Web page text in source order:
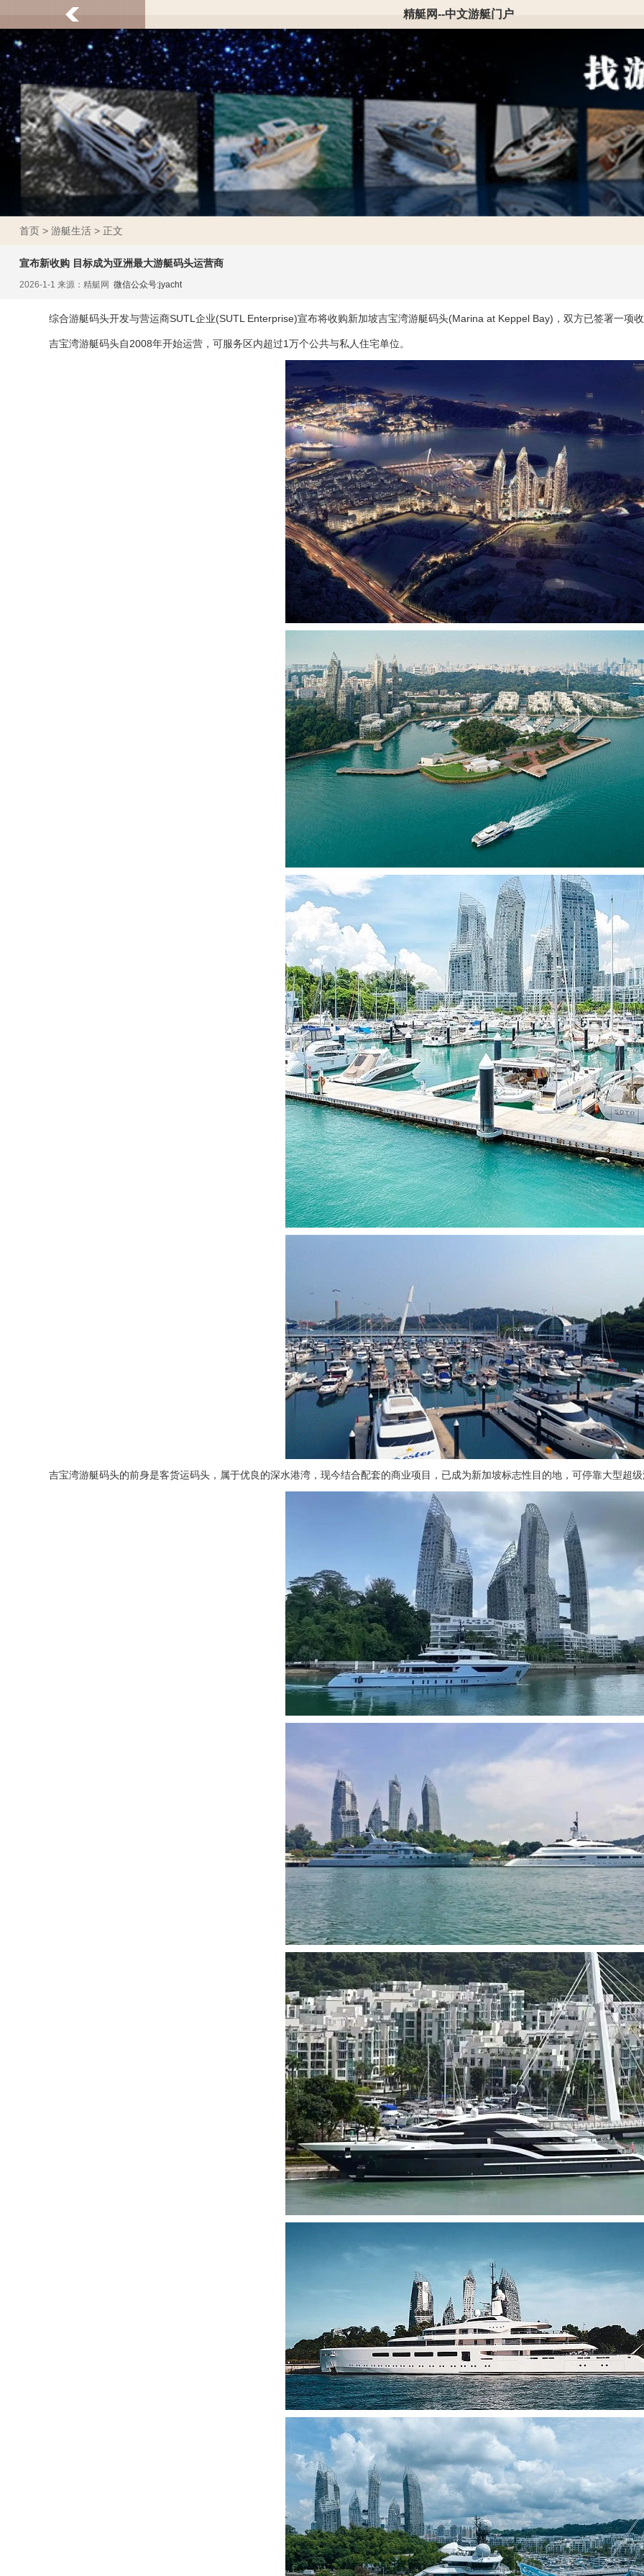
精艇网--中文游艇门户
首页> 游艇生活> 正文
宣布新收购 目标成为亚洲最大游艇码头运营商
2026-1-1 来源：精艇网 微信公众号:jyacht
综合游艇码头开发与营运商SUTL企业(SUTL Enterprise)宣布将收购新加坡吉宝湾游艇码头(Marina at Keppel Bay)，双方已签署一项
吉宝湾游艇码头自2008年开始运营，可服务区内超过1万个公共与私人住宅单位。
吉宝湾游艇码头的前身是客货运码头，属于优良的深水港湾，现今结合配套的商业项目，已成为新加坡标志性目的地，可停靠大型超